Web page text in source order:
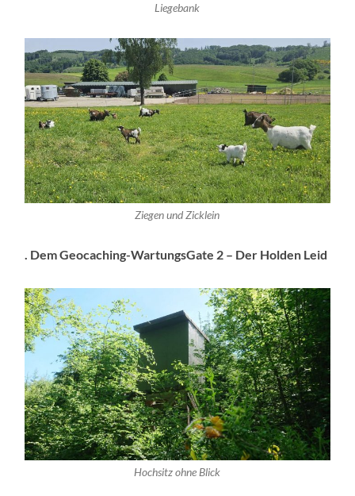
Liegebank
Ziegen und Zicklein
. Dem Geocaching-WartungsGate 2 – Der Holden Leid
Hochsitz ohne Blick